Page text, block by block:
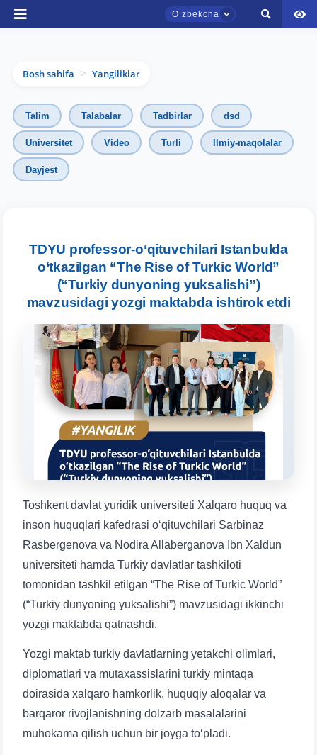
Oʼzbekcha
Bosh sahifa > Yangiliklar
Talim Talabalar Tadbirlar dsd
Universitet Video Turli Ilmiy-maqolalar
Dayjest
TDYU professor-o‘qituvchilari Istanbulda
o‘tkazilgan “The Rise of Turkic World”
(“Turkiy dunyoning yuksalishi”)
mavzusidagi yozgi maktabda ishtirok etdi
Toshkent davlat yuridik universiteti Xalqaro huquq va
inson huquqlari kafedrasi o‘qituvchilari Sarbinaz
Rasbergenova va Nodira Allaberganova Ibn Xaldun
universiteti hamda Turkiy davlatlar tashkiloti
tomonidan tashkil etilgan “The Rise of Turkic World”
(“Turkiy dunyoning yuksalishi”) mavzusidagi ikkinchi
yozgi maktabda qatnashdi.
Yozgi maktab turkiy davlatlarning yetakchi olimlari,
diplomatlari va mutaxassislarini turkiy mintaqa
doirasida xalqaro hamkorlik, huquqiy aloqalar va
barqaror rivojlanishning dolzarb masalalarini
muhokama qilish uchun bir joyga to‘pladi.
TDYU qabul murojaatlari chati
chatiga xush kelibsiz.
Qabul bo'yicha murojaatlaringizni ushbu
chatda qoldiring.
Mavzuni tanlang — keyin shu mavzudagi aniq
savollar chiqadi:
1. Hujjatlar (bakalavr) (5) 2. Hujjatlar (magistr) (4)
3. Suhbat (bakalavr) (8) 4. Suhbat (magistr) (5)
5. To'lov-kontrakt (2) 6. Elektron ariza (16)
9. Magistratura kvotasi (4) ✉️ Adminga yozish